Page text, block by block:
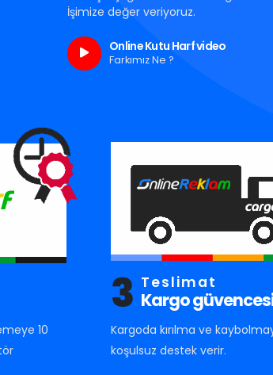
İşimize değer veriyoruz.
Online Kutu Harf video
Farkımız Ne ?
10
3 Teslimat
Kargo
Kargoda kırılma ve
koşulsuz destek verir.